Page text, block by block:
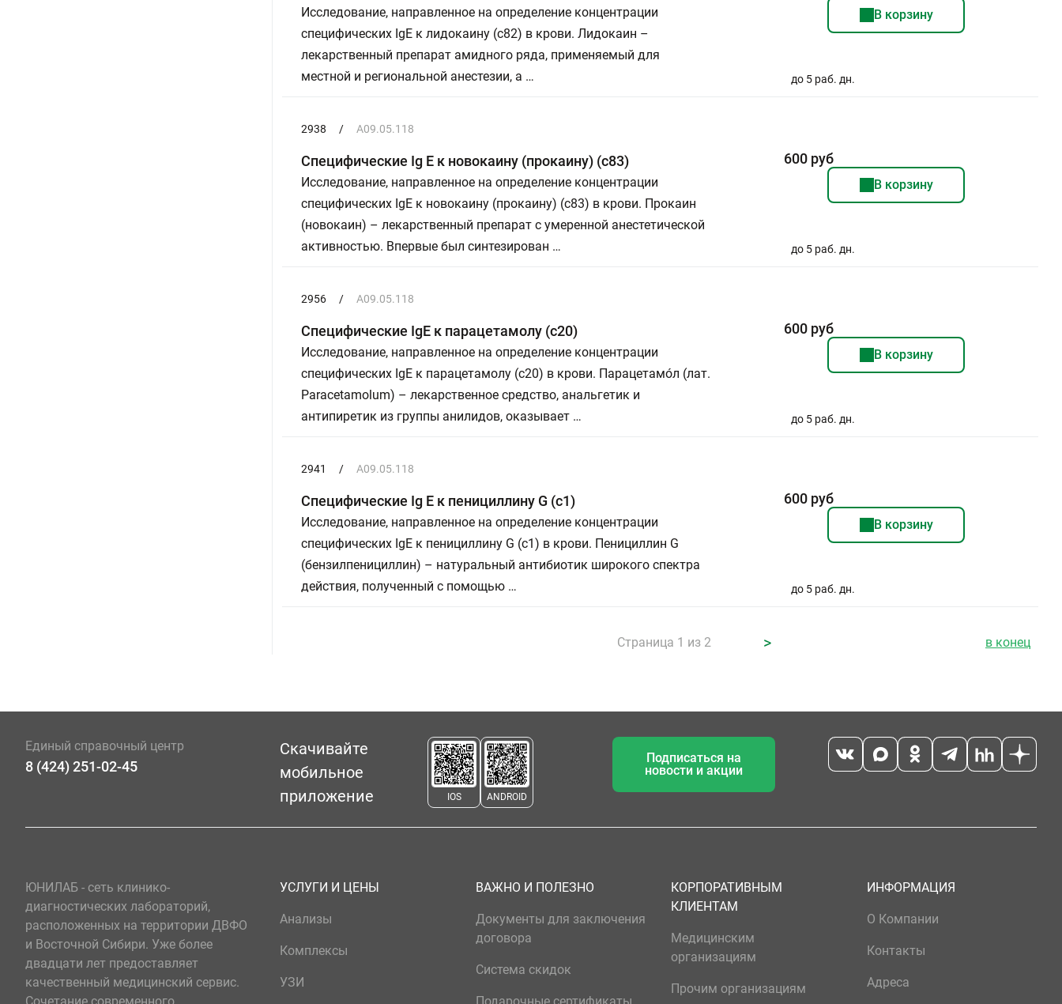
Исследование, направленное на определение концентрации
специфических IgE к лидокаину (с82) в крови. Лидокаин –
лекарственный препарат амидного ряда, применяемый для
местной и региональной анестезии, а …
В корзину
до 5 раб. дн.
2938 / A09.05.118
Специфические Ig E к новокаину (прокаину) (c83)
Исследование, направленное на определение концентрации
специфических IgE к новокаину (прокаину) (с83) в крови. Прокаин
(новокаин) – лекарственный препарат с умеренной анестетической
активностью. Впервые был синтезирован …
600 руб
В корзину
до 5 раб. дн.
2956 / A09.05.118
Специфические IgE к парацетамолу (с20)
Исследование, направленное на определение концентрации
специфических IgE к парацетамолу (с20) в крови. Парацетамо́л (лат.
Paracetamolum) – лекарственное средство, анальгетик и
антипиретик из группы анилидов, оказывает …
600 руб
В корзину
до 5 раб. дн.
2941 / A09.05.118
Специфические Ig E к пенициллину G (c1)
Исследование, направленное на определение концентрации
специфических IgE к пенициллину G (c1) в крови. Пенициллин G
(бензилпенициллин) – натуральный антибиотик широкого спектра
действия, полученный с помощью …
600 руб
В корзину
до 5 раб. дн.
Страница 1 из 2 > в конец
Единый справочный центр
8 (424) 251-02-45
Скачивайте
мобильное
приложение
IOS ANDROID
Подписаться на
новости и акции
ЮНИЛАБ - сеть клинико-
диагностических лабораторий,
расположенных на территории ДВФО
и Восточной Сибири. Уже более
двадцати лет предоставляет
качественный медицинский сервис.
УСЛУГИ И ЦЕНЫ
Анализы
Комплексы
УЗИ
ВАЖНО И ПОЛЕЗНО
Документы для заключения
договора
Система скидок
КОРПОРАТИВНЫМ
КЛИЕНТАМ
Медицинским
организациям
Прочим организациям
ИНФОРМАЦИЯ
О Компании
Контакты
Адреса